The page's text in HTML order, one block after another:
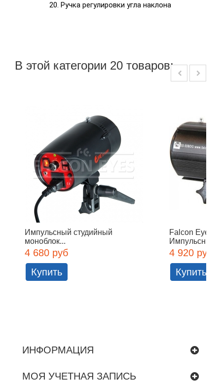
20. Ручка регулировки угла наклона
В этой категории 20 товаров:
Импульсный студийный
моноблок...
4 680 руб
Купить
Falcon Eyes
4 920 руб
Купить
ИНФОРМАЦИЯ
МОЯ УЧЕТНАЯ ЗАПИСЬ